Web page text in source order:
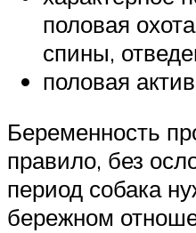
половая
спины,
половая
Беременность
правило, без
период собака
бережном